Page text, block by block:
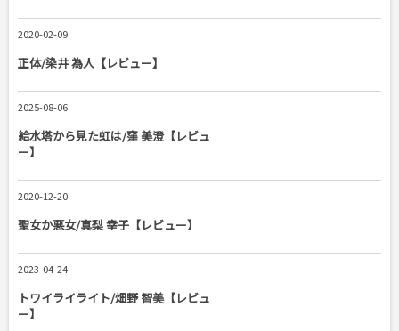
2020-02-09
正体/染井 為人【レビュー】
2025-08-06
給水塔から見た虹は/窪 美澄【レビュ
ー】
2020-12-20
聖女か悪女/真梨 幸子【レビュー】
2023-04-24
トワイライライト/畑野 智美【レビュ
ー】